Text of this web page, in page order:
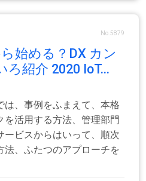
No.5879
始める？DX カン
紹介 2020 IoT...
は、事例をふまえて、本格
を活用する方法、管理部門
ビスからはいって、順次
法、ふたつのアプローチを